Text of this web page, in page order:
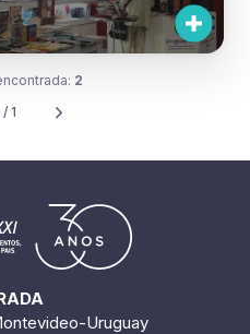
2
/ 1
Uruguay